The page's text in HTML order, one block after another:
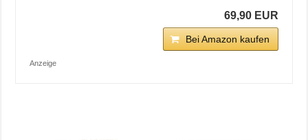
69,90 EUR
Bei Amazon kaufen
Anzeige